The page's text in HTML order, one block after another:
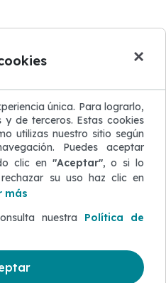
×
única. Para lograrlo,
y de terceros. Estas cookies
utilizas nuestro sitio según
Puedes aceptar
clic en "Aceptar", o si lo
su uso haz clic en
más
nuestra Política de